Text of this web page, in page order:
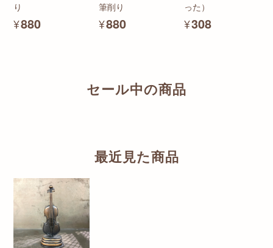
り
¥880
筆削り
¥880
った）
¥308
セール中の商品
最近見た商品